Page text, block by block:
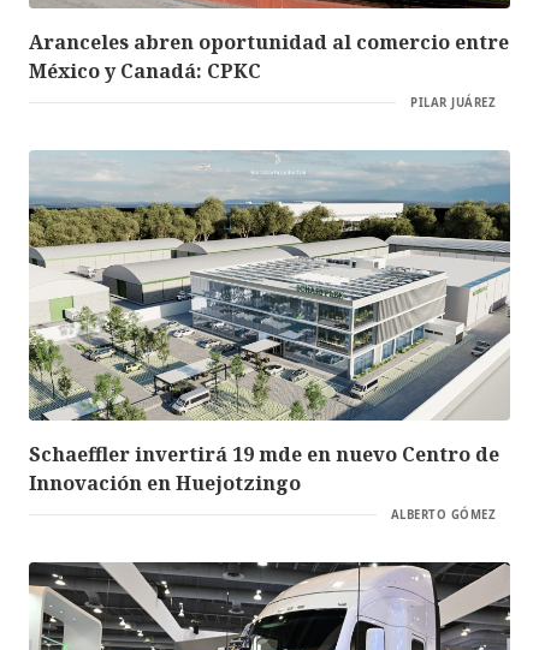
Aranceles abren oportunidad al comercio entre
México y Canadá: CPKC
PILAR JUÁREZ
Schaeffler invertirá 19 mde en nuevo Centro de
Innovación en Huejotzingo
ALBERTO GÓMEZ